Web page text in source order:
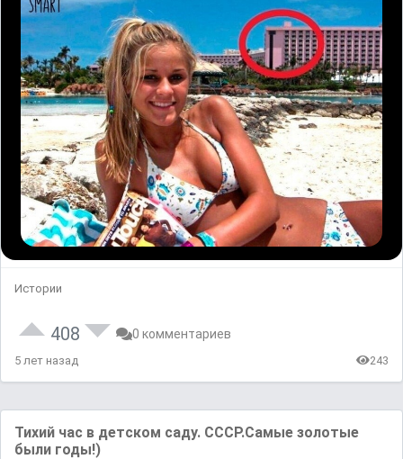
Истории
408 0 комментариев
5 лет назад 243
Тихий час в детском саду. СССР.Самые золотые
были годы!)